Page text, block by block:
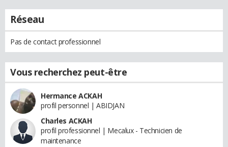
Réseau
Pas de contact professionnel
Vous recherchez peut-être
Hermance ACKAH
profil personnel | ABIDJAN
Charles ACKAH
profil professionnel | Mecalux - Technicien de
maintenance